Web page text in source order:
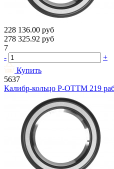
228 136.00 руб
278 325.92 руб
7
-
+
Купить
5637
Калибр-кольцо Р-ОТТМ 219